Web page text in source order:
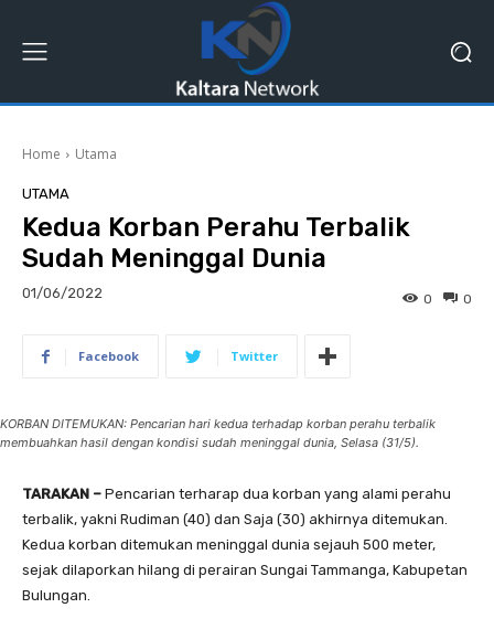
Home Utama
UTAMA
Kedua Korban Perahu Terbalik
Sudah Meninggal Dunia
01/06/2022 0
0
Facebook Twitter
KORBAN DITEMUKAN: Pencarian hari kedua terhadap korban perahu terbalik
membuahkan hasil dengan kondisi sudah meninggal dunia, Selasa (31/5).
TARAKAN – Pencarian terharap dua korban yang alami perahu
terbalik, yakni Rudiman (40) dan Saja (30) akhirnya ditemukan.
Kedua korban ditemukan meninggal dunia sejauh 500 meter,
sejak dilaporkan hilang di perairan Sungai Tammanga, Kabupetan
Bulungan.